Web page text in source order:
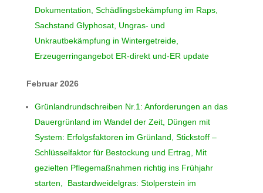
Dokumentation, Schädlingsbekämpfung im Raps,
Sachstand Glyphosat, Ungras- und
Unkrautbekämpfung in Wintergetreide,
Erzeugerringangebot ER-direkt und-ER update
Februar 2026
Grünlandrundschreiben Nr.1: Anforderungen an das
Dauergrünland im Wandel der Zeit, Düngen mit
System: Erfolgsfaktoren im Grünland, Stickstoff –
Schlüsselfaktor für Bestockung und Ertrag, Mit
gezielten Pflegemaßnahmen richtig ins Frühjahr
starten, Bastardweidelgras: Stolperstein im